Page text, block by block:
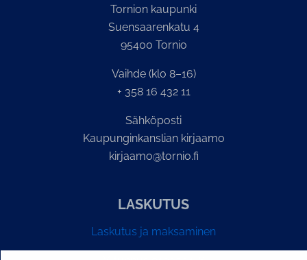
Tornion kaupunki
Suensaarenkatu 4
95400 Tornio
Vaihde (klo 8–16)
+ 358 16 432 11
Sähköposti
Kaupunginkanslian kirjaamo
kirjaamo@tornio.fi
LASKUTUS
Laskutus ja maksaminen